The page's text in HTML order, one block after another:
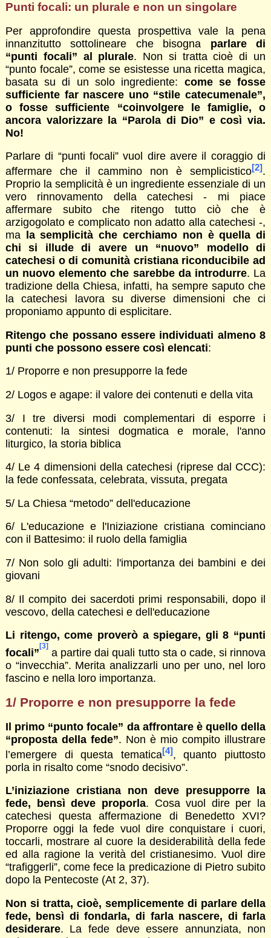
Punti focali: un plurale e non un singolare
Per approfondire questa prospettiva vale la pena
innanzitutto sottolineare che bisogna parlare di
“punti focali” al plurale. Non si tratta cioè di un
“punto focale”, come se esistesse una ricetta magica,
basata su di un solo ingrediente: come se fosse
sufficiente far nascere uno “stile catecumenale”,
o fosse sufficiente “coinvolgere le famiglie, o
ancora valorizzare la “Parola di Dio” e così via.
No!
Parlare di “punti focali” vuol dire avere il coraggio di
affermare che il cammino non è semplicistico[2].
Proprio la semplicità è un ingrediente essenziale di un
vero rinnovamento della catechesi - mi piace
affermare subito che ritengo tutto ciò che è
arzigogolato e complicato non adatto alla catechesi -,
ma
la semplicità che cerchiamo non è quella di
chi si illude di avere un “nuovo” modello di
catechesi o di comunità cristiana riconducibile ad
un nuovo elemento che sarebbe da introdurre. La
tradizione della Chiesa, infatti, ha sempre saputo che
la catechesi lavora su diverse dimensioni che ci
proponiamo appunto di esplicitare.
Ritengo che possano essere individuati almeno 8
punti che possono essere così elencati:
1/ Proporre e non presupporre la fede
2/ Logos e agape: il valore dei contenuti e della vita
3/ I tre diversi modi complementari di esporre i
contenuti: la sintesi dogmatica e morale, l'anno
liturgico, la storia biblica
4/ Le 4 dimensioni della catechesi (riprese dal CCC):
la fede confessata, celebrata, vissuta, pregata
5/ La Chiesa “metodo” dell'educazione
6/ L'educazione e l'Iniziazione cristiana cominciano
con il Battesimo: il ruolo della famiglia
7/ Non solo gli adulti: l'importanza dei bambini e dei
giovani
8/ Il compito dei sacerdoti primi responsabili, dopo il
vescovo, della catechesi e dell'educazione
Li ritengo, come proverò a spiegare, gli 8 “punti
focali”
[3]
a partire dai quali tutto sta o cade, si rinnova
o “invecchia”. Merita analizzarli uno per uno, nel loro
fascino e nella loro importanza.
1/ Proporre e non presupporre la fede
Il primo “punto focale” da affrontare è quello della
“proposta della fede”. Non è mio compito illustrare
l’emergere di questa tematica[4], quanto piuttosto
porla in risalto come “snodo decisivo”.
L’iniziazione cristiana non deve presupporre la
fede, bensì deve proporla. Cosa vuol dire per la
catechesi questa affermazione di Benedetto XVI?
Proporre oggi la fede vuol dire conquistare i cuori,
toccarli, mostrare al cuore la desiderabilità della fede
ed alla ragione la verità del cristianesimo. Vuol dire
“trafiggerli”, come fece la predicazione di Pietro subito
dopo la Pentecoste (At 2, 37).
Non si tratta, cioè, semplicemente di parlare della
fede, bensì di fondarla, di farla nascere, di farla
desiderare. La fede deve essere annunziata, non